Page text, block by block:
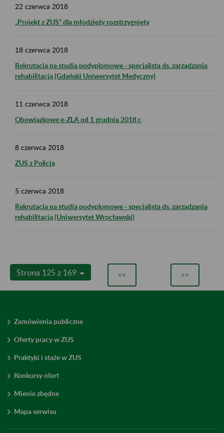
22 czerwca 2018
„Projekt z ZUS” dla młodzieży rozstrzygnięty
18 czerwca 2018
Rekrutacja na studia podyplomowe - specjalista ds. zarządzania
rehabilitacją (Gdański Uniwersytet Medyczny)
11 czerwca 2018
Obowiązkowe e-ZLA od 1 grudnia 2018 r.
8 czerwca 2018
ZUS z Policją
5 czerwca 2018
Rekrutacja na studia podyplomowe - specjalista ds. zarządzania
rehabilitacją (Uniwersytet Wrocławski)
Strona 125 z 169 << >>
Zamówienia publiczne
Oferty pracy w ZUS
Praktyki i staże w ZUS
Konkursy ofert
Mienie zbędne
Mapa serwisu